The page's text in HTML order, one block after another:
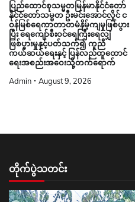
ပြည်ထောင်စုသမ္မတမြန်မာနိုင်ငံတော်
နိုင်ငံတော်သမ္မတ ဦးမင်းအောင်လှိုင် င
ဝန်မြစ်ရေကာတာတမံနိမ့်ကျမှုဖြစ်ပွား
ပြီး ရေကျော်စီးဝင်ရေကြီးရေလျှံ
ဖြစ်ပွားမှုနှင့်ပတ်သက်၍ ကူညီ
ကယ်ဆယ်ရေးနှင့် ပြန်လည်ထူထောင်
ရေးအစည်းအဝေးသို့တက်ရောက်
Admin August 9, 2026
တိုက်ပွဲသတင်း